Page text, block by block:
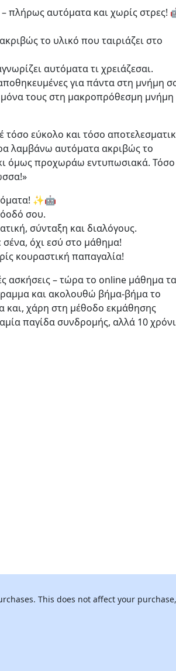
πλήρως αυτόματα και χωρίς στρες!
το υλικό που ταιριάζει στο
αυτόματα τι χρειάζεσαι.
για πάντα στη μνήμη
τους στη μακροπρόθεσμη μνήμη
εύκολο και τόσο
λαμβάνω αυτόματα ακριβώς το
όμως προχωράω εντυπωσιακά. Τόσο
✨🤖
σου.
σύνταξη και διαλόγους.
όχι εσύ στο μάθημα!
κουραστική παπαγαλία!
ασκήσεις – τώρα το online μάθημα τα
και ακολουθώ βήμα-βήμα το
και, χάρη στη μέθοδο εκμάθησης
παγίδα συνδρομής, αλλά 10
This does not affect your